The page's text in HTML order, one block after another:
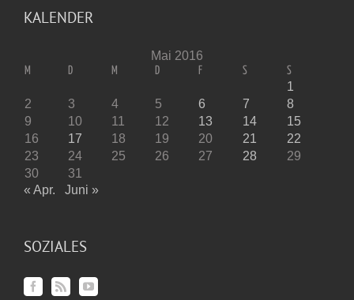
KALENDER
Mai 2016
M D M D F S S
1
2
3 4 5 6 7
8
9
10 11 12 13 14
15
16
17 18 19 20 21
22
23
24 25 26 27 28
29
30
31
« Apr.
Juni »
SOZIALES